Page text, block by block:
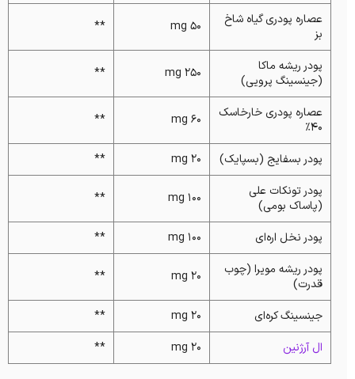
عصاره پودری گیاه شاخ
بز
۵۰ mg **
پودر ریشه ماکا
(جینسینگ پرویی)
۲۵۰ mg **
عصاره پودری خارخاسک
۴۰%
۶۰ mg **
پودر بسفایج (بسپایک) ۲۰ mg
**
پودر تونکات علی
(پاساک بومی)
۱۰۰ mg **
پودر نخل اره‌ای ۱۰۰ mg
**
پودر ریشه مویرا (چوب
قدرت)
۲۰ mg **
جینسینگ کره‌ای ۲۰ mg
**
ال آرژنین
۲۰ mg **